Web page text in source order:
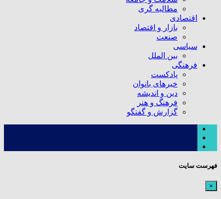
مطالبه گری
اقتصادی
بازار و اقتصاد
صنعت
سیاسی
بین الملل
فرهنگی
پادکست
خبرهای بانوان
دین و اندیشه
فرهنگ و هنر
گزارش و گفتگو
فهرست سایت
×